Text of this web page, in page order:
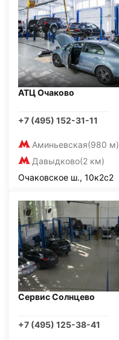
АТЦ Очаково
+7 (495) 152-31-11
Аминьевская(980 м)
Давыдково(2 км)
Очаковское ш., 10к2с2
Сервис Солнцево
+7 (495) 125-38-41